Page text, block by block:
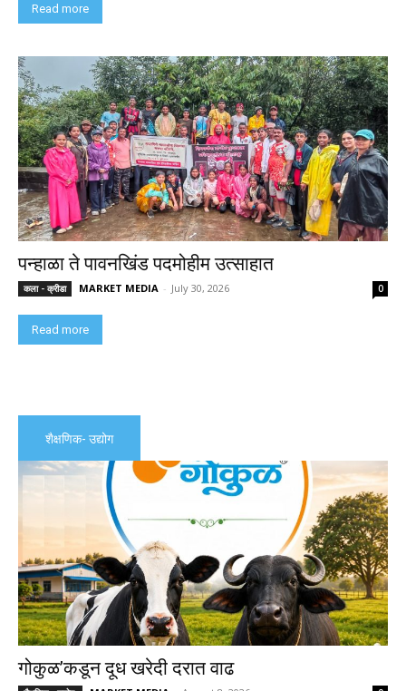
Read more
पन्हाळा ते पावनखिंड पदमोहीम उत्साहात
कला - क्रीडा MARKET MEDIA - July 30, 2026 0
Read more
शैक्षणिक- उद्योग
गोकुळ’कडून दूध खरेदी दरात वाढ